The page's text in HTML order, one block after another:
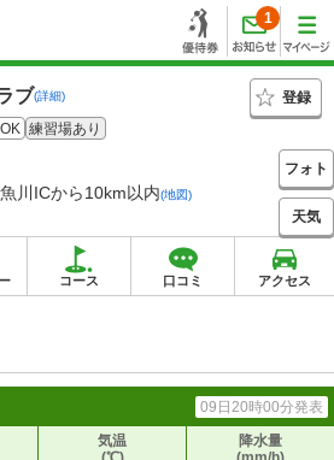
1
ブ(詳細)
登録
練習場あり
川ICから10km以内(地図)
フォト
天気
コース 口コミ アクセス
09日20時00分発表
気温
降水量